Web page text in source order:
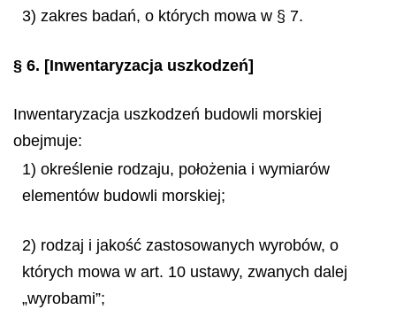
3) zakres badań, o których mowa w § 7.
§ 6. [Inwentaryzacja uszkodzeń]
Inwentaryzacja uszkodzeń budowli morskiej
obejmuje:
1) określenie rodzaju, położenia i wymiarów
elementów budowli morskiej;
2) rodzaj i jakość zastosowanych wyrobów, o
których mowa w art. 10 ustawy, zwanych dalej
„wyrobami”;